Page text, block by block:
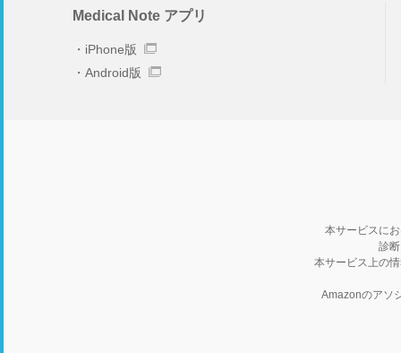
Medical Note アプリ
iPhone版
Android版
本サービスに
診
本サービス上の
Amazonのアソ